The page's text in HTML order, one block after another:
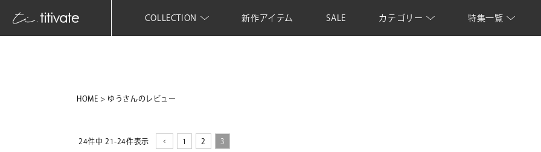
COLLECTION 新作アイテム SALE カテゴリー 特集一覧
HOME ゆうさんのレビュー
24件中 21-24件表示 1 2 3